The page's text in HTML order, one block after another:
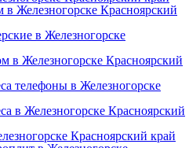
Железногорске Красноярский
в Железногорске
в Железногорске Красноярский
телефоны в Железногорске
в Железногорске Красноярский
Красноярский край